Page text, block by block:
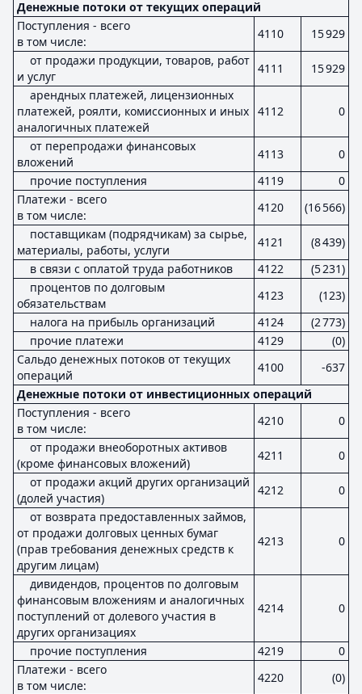
Денежные потоки от текущих операций
Поступления - всего
в том числе:
4110
15 929
от продажи продукции, товаров, работ
и услуг
4111
15 929
арендных платежей, лицензионных
платежей, роялти, комиссионных и иных
аналогичных платежей
4112 0
от перепродажи финансовых
вложений
4113
0
прочие поступления
4119
0
Платежи - всего
в том числе:
4120
(16 566)
поставщикам (подрядчикам) за сырье,
материалы, работы, услуги
4121
(8 439)
в связи с оплатой труда работников
4122
(5 231)
процентов по долговым
обязательствам
4123
(123)
налога на прибыль организаций
4124
(2 773)
прочие платежи
4129
(0)
Сальдо денежных потоков от текущих
операций
4100
-637
Денежные потоки от инвестиционных операций
Поступления - всего
в том числе:
4210
0
от продажи внеоборотных активов
(кроме финансовых вложений)
4211
0
от продажи акций других организаций
(долей участия)
4212
0
от возврата предоставленных займов,
от продажи долговых ценных бумаг
(прав требования денежных средств к
другим лицам)
4213 0
дивидендов, процентов по долговым
финансовым вложениям и аналогичных
поступлений от долевого участия в
других организациях
4214 0
прочие поступления 4219
0
Платежи - всего
в том числе:
4220
(0)